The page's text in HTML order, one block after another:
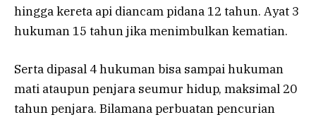
hingga kereta api diancam pidana 12 tahun. Ayat 3
hukuman 15 tahun jika menimbulkan kematian.
Serta dipasal 4 hukuman bisa sampai hukuman
mati ataupun penjara seumur hidup, maksimal 20
tahun penjara. Bilamana perbuatan pencurian